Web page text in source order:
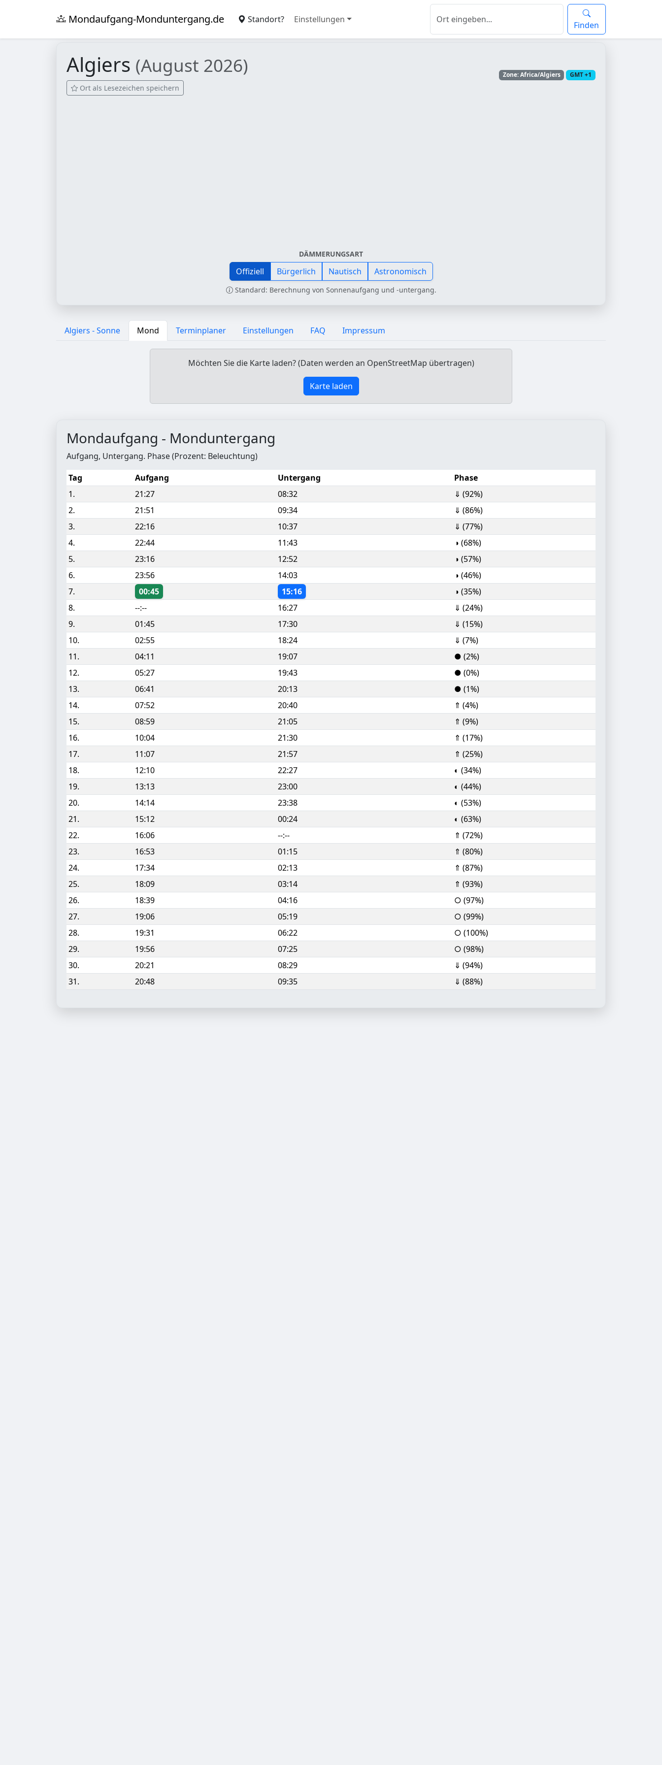
Mondaufgang-Monduntergang.de Standort? Einstellungen
Finden
Algiers (August 2026)
Ort als Lesezeichen speichern
Zone: Africa/Algiers GMT +1
DÄMMERUNGSART
Offiziell Bürgerlich Nautisch Astronomisch
Standard: Berechnung von Sonnenaufgang und -untergang.
Algiers - Sonne Mond Terminplaner Einstellungen FAQ Impressum
Möchten Sie die Karte laden? (Daten werden an OpenStreetMap übertragen)
Karte laden
Mondaufgang - Monduntergang
Aufgang, Untergang. Phase (Prozent: Beleuchtung)
Tag
Aufgang Untergang
Phase
1.
21:27 08:32
⇓ (92%)
2.
21:51 09:34
⇓ (86%)
3.
22:16 10:37
⇓ (77%)
4.
22:44 11:43
◑ (68%)
5.
23:16 12:52
◑ (57%)
6.
23:56 14:03
◑ (46%)
7.
00:45 15:16
◑ (35%)
8.
--:-- 16:27
⇓ (24%)
9.
01:45 17:30
⇓ (15%)
10.
02:55 18:24
⇓ (7%)
11.
04:11 19:07
● (2%)
12.
05:27 19:43
● (0%)
13.
06:41 20:13
● (1%)
14.
07:52 20:40
⇑ (4%)
15.
08:59 21:05
⇑ (9%)
16.
10:04 21:30
⇑ (17%)
17.
11:07 21:57
⇑ (25%)
18.
12:10 22:27
◐ (34%)
19.
13:13 23:00
◐ (44%)
20.
14:14 23:38
◐ (53%)
21.
15:12 00:24
◐ (63%)
22.
16:06 --:--
⇑ (72%)
23.
16:53 01:15
⇑ (80%)
24.
17:34 02:13
⇑ (87%)
25.
18:09 03:14
⇑ (93%)
26.
18:39 04:16
○ (97%)
27.
19:06 05:19
○ (99%)
28.
19:31 06:22
○ (100%)
29.
19:56 07:25
○ (98%)
30.
20:21 08:29
⇓ (94%)
31.
20:48 09:35 ⇓ (88%)